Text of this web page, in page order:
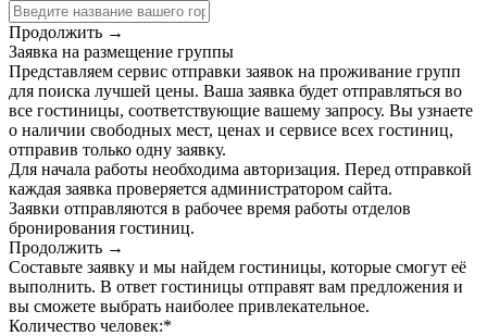
Продолжить →
Заявка на размещение группы
Представляем сервис отправки заявок на проживание групп
для поиска лучшей цены. Ваша заявка будет отправляться во
все гостиницы, соответствующие вашему запросу. Вы узнаете
о наличии свободных мест, ценах и сервисе всех гостиниц,
отправив только одну заявку.
Для начала работы необходима авторизация. Перед отправкой
каждая заявка проверяется администратором сайта.
Заявки отправляются в рабочее время работы отделов
бронирования гостиниц.
Продолжить →
Составьте заявку и мы найдем гостиницы, которые смогут её
выполнить. В ответ гостиницы отправят вам предложения и
вы сможете выбрать наиболее привлекательное.
Количество человек:*